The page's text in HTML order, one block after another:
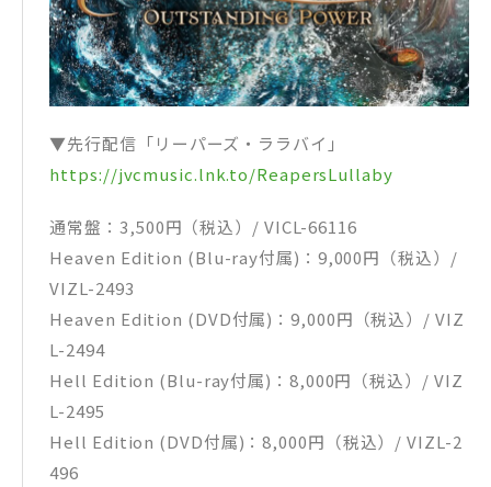
▼先行配信「リーパーズ・ララバイ」
https://jvcmusic.lnk.to/ReapersLullaby
通常盤：3,500円（税込）/ VICL-66116
Heaven Edition (Blu-ray付属)：9,000円（税込）/
VIZL-2493
Heaven Edition (DVD付属)：9,000円（税込）/ VIZ
L-2494
Hell Edition (Blu-ray付属)：8,000円（税込）/ VIZ
L-2495
Hell Edition (DVD付属)：8,000円（税込）/ VIZL-2
496